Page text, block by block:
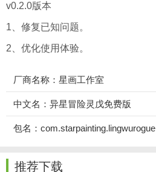
v0.2.0版本
1、修复已知问题。
2、优化使用体验。
厂商名称：星画工作室
中文名：异星冒险灵戊免费版
包名：com.starpainting.lingwurogue
推荐下载